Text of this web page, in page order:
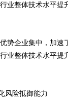
业整体技术水平
企业集中，加速
业整体技术水平
险抵御能力